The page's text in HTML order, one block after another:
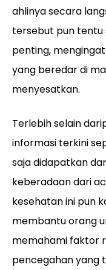
ahlinya secara
tersebut pun tentu
penting,
yang beredar di
menyesatkan.
Terlebih selain
informasi terkini
saja didapatkan
keberadaan dari
kesehatan ini pun
membantu orang
memahami faktor
pencegahan yang